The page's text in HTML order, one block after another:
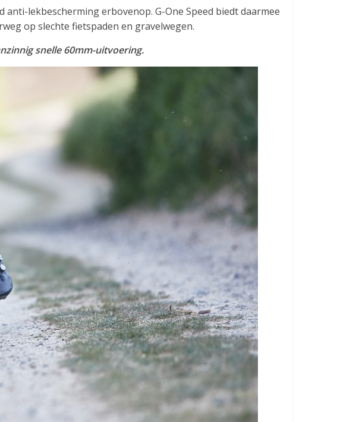
lekbescherming erbovenop. G-One Speed biedt daarmee
op slechte fietspaden en gravelwegen.
snelle 60mm-uitvoering.